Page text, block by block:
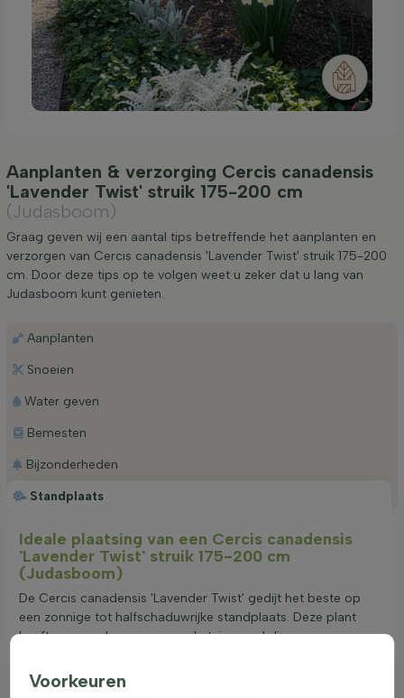
Aanplanten & verzorging Cercis canadensis
'Lavender Twist' struik 175-200 cm
(Judasboom)
Graag geven wij een aantal tips betreffende het aanplanten en
verzorgen van Cercis canadensis 'Lavender Twist' struik 175-200
cm. Door deze tips op te volgen weet u zeker dat u lang van
Judasboom kunt genieten.
Standplaats
Aanplanten
Snoeien
Water geven
Bemesten
Bijzonderheden
Ideale plaatsing van een Cercis canadensis
'Lavender Twist' struik 175-200 cm
(Judasboom)
De Cercis canadensis 'Lavender Twist' gedijt het beste op
een zonnige tot halfschaduwrijke standplaats. Deze plant
heeft een voorkeur voor goede tuingrond die
bijdragen aan een gezondere groei. De juiste standplaats
Voorkeuren